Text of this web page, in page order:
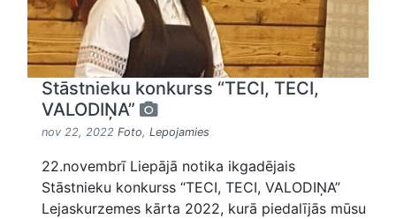
Stāstnieku konkurss “TECI, TECI,
VALODIŅA”
nov 22, 2022 Foto, Lepojamies
22.novembrī Liepājā notika ikgadējais
Stāstnieku konkurss “TECI, TECI, VALODIŅA”
Lejaskurzemes kārta 2022, kurā piedalījās mūsu